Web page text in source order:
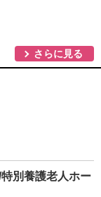
さらに見る
別養護老人ホー